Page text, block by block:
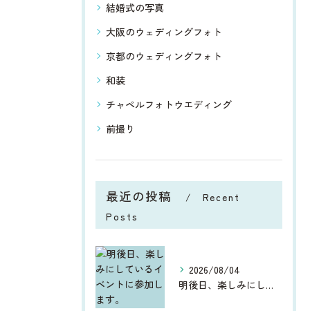
結婚式の写真
大阪のウェディングフォト
京都のウェディングフォト
和装
チャペルフォトウエディング
前撮り
最近の投稿
Recent
Posts
2026/08/04
明後日、楽しみにしているイベントに参加します。